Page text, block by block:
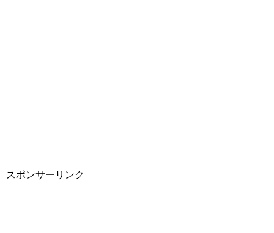
スポンサーリンク